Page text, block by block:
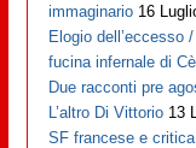
immaginario 16
Elogio dell’eccesso
fucina infernale di
Due racconti pre
L’altro Di Vittorio 13
SF francese e